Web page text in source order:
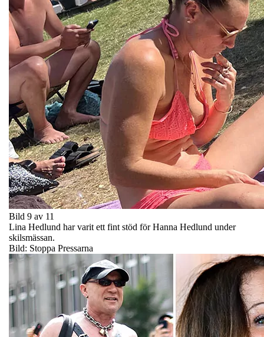
Bild 9 av 11
Lina Hedlund har varit ett fint stöd för Hanna Hedlund under
skilsmässan.
Bild: Stoppa Pressarna